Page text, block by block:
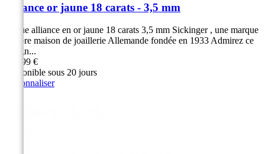
Alliance or jaune 18 carats - 3,5 mm
Bague alliance en or jaune 18 carats 3,5 mm Sickinger , une marque
célèbre maison de joaillerie Allemande fondée en 1933 Admirez ce
design...
779,99 €
Disponible sous 20 jours
Personnaliser